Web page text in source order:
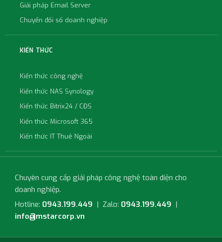
Giải pháp Email Server
Chuyển đổi số doanh nghiệp
KIẾN THỨC
Kiến thức công nghệ
Kiến thức NAS Synology
Kiến thức Bitrix24 / CĐS
Kiến thức Microsoft 365
Kiến thức IT Thuê Ngoài
Chuyên cung cấp giải pháp công nghệ toàn diện cho
doanh nghiệp.
Hotline: 0943.199.449 | Zalo: 0943.199.449 |
info@mstarcorp.vn